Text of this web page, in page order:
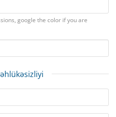
google the color if you are